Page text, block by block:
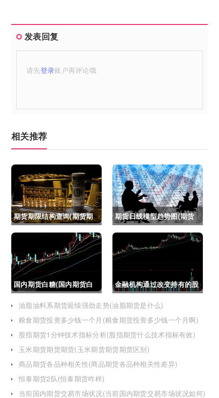
发表回复
请先登录账户再评论哦
相关推荐
期货期限结构查询(期货期
限结构)
期货日线模型趋势图(期货
日线模型趋势图怎么看)
国内期货白糖(国内期货白
糖合约是怎么交割)
金融机构通过改变持有的股
指期货合约(股指期货合约
最长持有多久)
油脂油料系期货延续强劲走势(油脂期货是什么)
粮食期货投资多少钱一个月(粮食期货投资多少钱一个月啊)
股指期货1分钟技术指标分析(股指期货什么技术指标有效)
玉米期货期货期货(玉米期货期货期货区别)
商品期货各品种相关性(商品期货各品种相关性差异)
恒泰期货2队(恒泰期货咋样)
当前国内期货交易市场状况(当前国内期货交易市场状况如何)